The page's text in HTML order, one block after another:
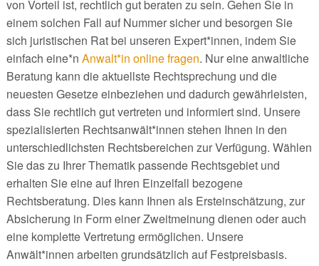
von Vorteil ist, rechtlich gut beraten zu sein. Gehen Sie in
einem solchen Fall auf Nummer sicher und besorgen Sie
sich juristischen Rat bei unseren Expert*innen, indem Sie
einfach eine*n Anwalt*in online fragen. Nur eine anwaltliche
Beratung kann die aktuellste Rechtsprechung und die
neuesten Gesetze einbeziehen und dadurch gewährleisten,
dass Sie rechtlich gut vertreten und informiert sind. Unsere
spezialisierten Rechtsanwält*innen stehen Ihnen in den
unterschiedlichsten Rechtsbereichen zur Verfügung. Wählen
Sie das zu Ihrer Thematik passende Rechtsgebiet und
erhalten Sie eine auf Ihren Einzelfall bezogene
Rechtsberatung. Dies kann Ihnen als Ersteinschätzung, zur
Absicherung in Form einer Zweitmeinung dienen oder auch
eine komplette Vertretung ermöglichen. Unsere
Anwält*innen arbeiten grundsätzlich auf Festpreisbasis.